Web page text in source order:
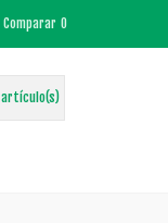
Comparar 0
artículo(s)